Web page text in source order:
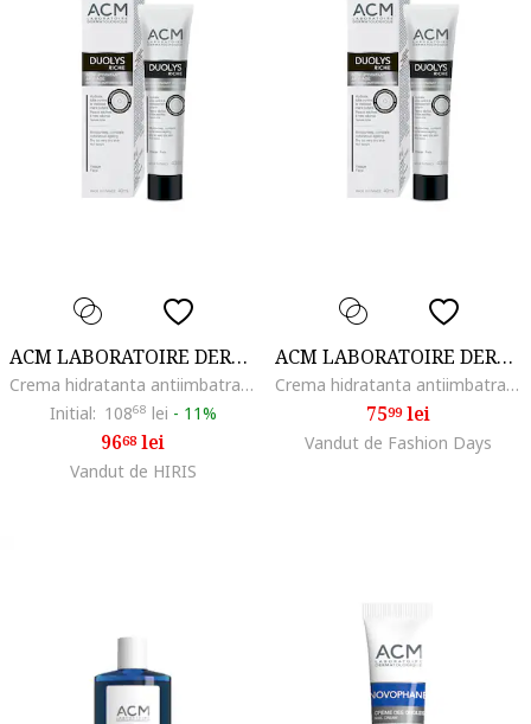
ACM LABORATOIRE DERMATOLOGIQUE
Crema hidratanta antiimbatranire ACM Duolys, 40 ml, Uscat
Initial: 10868 lei - 11%
9668 lei
Vandut de HIRIS
ACM LABORATOIRE DERMATOLOGIQUE
Crema hidratanta antiimbatranire ACM Duolys, 40 ml, Uscat
7599lei
Vandut de Fashion Days